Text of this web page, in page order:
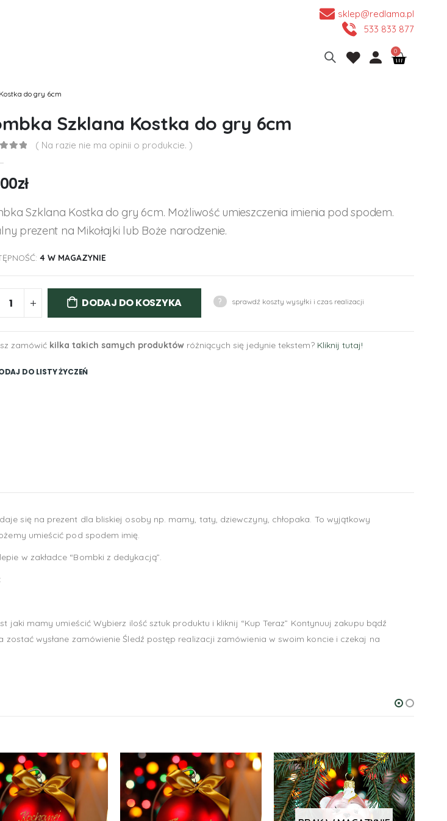
sklep@redlama.pl
533 833 877
do gry 6cm
Szklana Kostka do gry 6cm
( Na razie nie ma opinii o produkcie. )
zł
Szklana Kostka do gry 6cm. Możliwość umieszczenia imienia pod spodem.
prezent na Mikołajki lub Boże narodzenie.
4 W MAGAZYNIE
DODAJ DO KOSZYKA ? sprawdź koszty wysyłki i czas realizacji
zamówić kilka takich samych produktów różniących się jedynie tekstem? Kliknij tutaj!
DO LISTY ŻYCZEŃ
się na prezent dla bliskiej osoby np. mamy, taty, dziewczyny, chłopaka. To wyjątkowy
umieścić pod spodem imię.
w zakładce “Bombki z dedykacją”.
mamy umieścić Wybierz ilość sztuk produktu i kliknij “Kup Teraz” Kontynuuj zakupu bądź
wysłane zamówienie Śledź postęp realizacji zamówienia w swoim koncie i czekaj na